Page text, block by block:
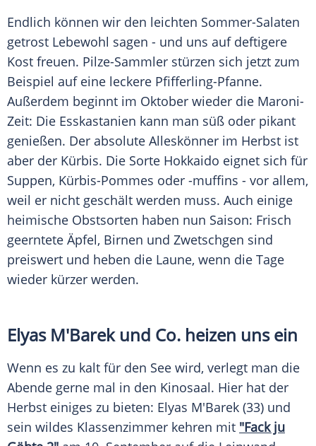
Endlich können wir den leichten Sommer-Salaten
getrost Lebewohl sagen - und uns auf deftigere
Kost freuen. Pilze-Sammler stürzen sich jetzt zum
Beispiel auf eine leckere Pfifferling-Pfanne.
Außerdem beginnt im Oktober wieder die Maroni-
Zeit: Die Esskastanien kann man süß oder pikant
genießen. Der absolute Alleskönner im Herbst ist
aber der Kürbis. Die Sorte Hokkaido eignet sich für
Suppen, Kürbis-Pommes oder -muffins - vor allem,
weil er nicht geschält werden muss. Auch einige
heimische Obstsorten haben nun Saison: Frisch
geerntete Äpfel, Birnen und Zwetschgen sind
preiswert und heben die Laune, wenn die Tage
wieder kürzer werden.
Elyas M'Barek und Co. heizen uns ein
Wenn es zu kalt für den See wird, verlegt man die
Abende gerne mal in den Kinosaal. Hier hat der
Herbst einiges zu bieten: Elyas M'Barek (33) und
sein wildes Klassenzimmer kehren mit "Fack ju